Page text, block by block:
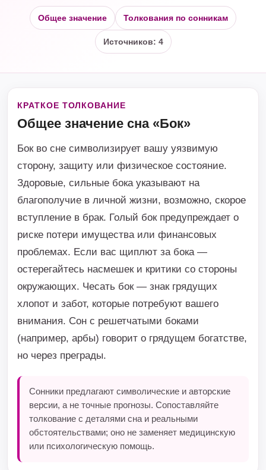
Общее значение Толкования по сонникам
Источников: 4
КРАТКОЕ ТОЛКОВАНИЕ
Общее значение сна «Бок»
Бок во сне символизирует вашу уязвимую
сторону, защиту или физическое состояние.
Здоровые, сильные бока указывают на
благополучие в личной жизни, возможно, скорое
вступление в брак. Голый бок предупреждает о
риске потери имущества или финансовых
проблемах. Если вас щиплют за бока —
остерегайтесь насмешек и критики со стороны
окружающих. Чесать бок — знак грядущих
хлопот и забот, которые потребуют вашего
внимания. Сон с решетчатыми боками
(например, арбы) говорит о грядущем богатстве,
но через преграды.
Сонники предлагают символические и авторские
версии, а не точные прогнозы. Сопоставляйте
толкование с деталями сна и реальными
обстоятельствами; оно не заменяет медицинскую
или психологическую помощь.